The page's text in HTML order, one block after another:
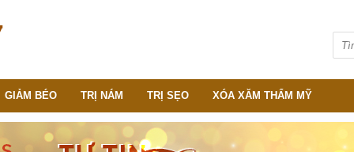
GIẢM BÉO TRỊ NÁM TRỊ SẸO XÓA XĂM THẨM MỸ